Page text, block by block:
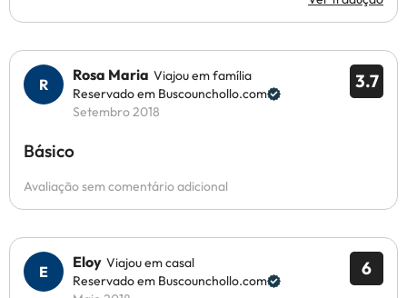
3.7
Rosa Maria Viajou em família
Reservado em Buscounchollo.com
Setembro 2018
Básico
Avaliação sem comentário adicional
6
Eloy Viajou em casal
Reservado em Buscounchollo.com